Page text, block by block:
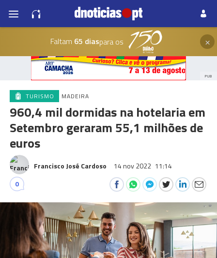
Faltam 65 diaspara os ×
PUB
TURISMO MADEIRA
960,4 mil dormidas na hotelaria em
Setembro geraram 55,1 milhões de
euros
Francisco José Cardoso 14 nov 2022 11:14
0